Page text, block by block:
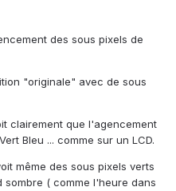
des sous pixels de
"originale" avec de sous
clairement que l'agencement
Bleu ... comme sur un LCD.
même des sous pixels verts
( comme l'heure dans